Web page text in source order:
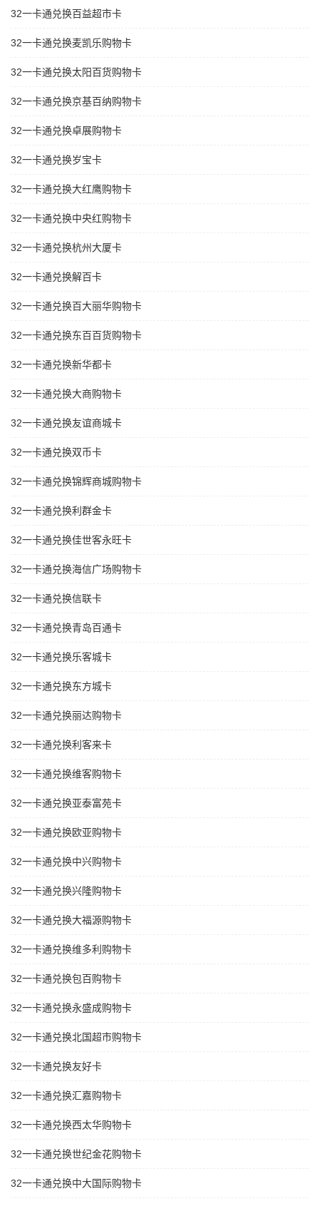
32一卡通兑换百益超市卡
32一卡通兑换麦凯乐购物卡
32一卡通兑换太阳百货购物卡
32一卡通兑换京基百纳购物卡
32一卡通兑换卓展购物卡
32一卡通兑换岁宝卡
32一卡通兑换大红鹰购物卡
32一卡通兑换中央红购物卡
32一卡通兑换杭州大厦卡
32一卡通兑换解百卡
32一卡通兑换百大丽华购物卡
32一卡通兑换东百百货购物卡
32一卡通兑换新华都卡
32一卡通兑换大商购物卡
32一卡通兑换友谊商城卡
32一卡通兑换双币卡
32一卡通兑换锦辉商城购物卡
32一卡通兑换利群金卡
32一卡通兑换佳世客永旺卡
32一卡通兑换海信广场购物卡
32一卡通兑换信联卡
32一卡通兑换青岛百通卡
32一卡通兑换乐客城卡
32一卡通兑换东方城卡
32一卡通兑换丽达购物卡
32一卡通兑换利客来卡
32一卡通兑换维客购物卡
32一卡通兑换亚泰富苑卡
32一卡通兑换欧亚购物卡
32一卡通兑换中兴购物卡
32一卡通兑换兴隆购物卡
32一卡通兑换大福源购物卡
32一卡通兑换维多利购物卡
32一卡通兑换包百购物卡
32一卡通兑换永盛成购物卡
32一卡通兑换北国超市购物卡
32一卡通兑换友好卡
32一卡通兑换汇嘉购物卡
32一卡通兑换西太华购物卡
32一卡通兑换世纪金花购物卡
32一卡通兑换中大国际购物卡